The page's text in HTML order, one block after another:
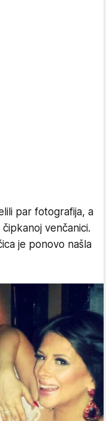
par fotografija, a
venčanici.
je ponovo našla